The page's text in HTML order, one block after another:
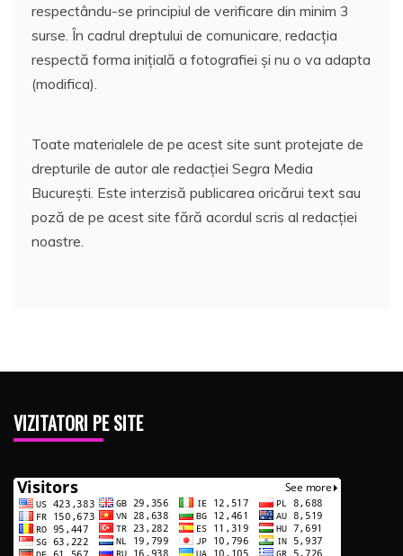
respectându-se principiul de verificare din minim 3
surse. În cadrul dreptului de comunicare, redacția
respectă forma inițială a fotografiei și nu o va adapta
(modifica).
Toate materialele de pe acest site sunt protejate de
drepturile de autor ale redacției Segra Media
București. Este interzisă publicarea oricărui text sau
poză de pe acest site fără acordul scris al redacției
noastre.
VIZITATORI PE SITE